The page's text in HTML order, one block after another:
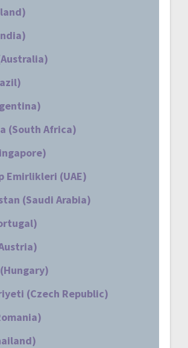
(South Africa)
Emirlikleri (UAE)
(Saudi Arabia)
(Czech Republic)